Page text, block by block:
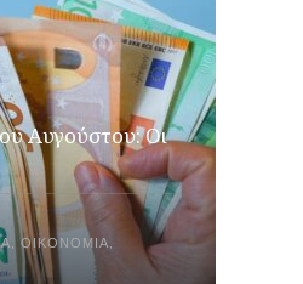
Αυγούστου: Οι
,ΟΙΚΟΝΟΜΊΑ,